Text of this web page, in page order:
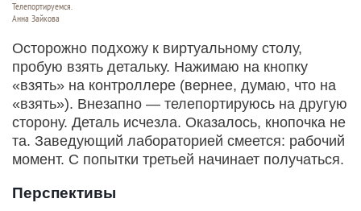
Телепортируемся.
Анна Зайкова
Осторожно подхожу к виртуальному столу,
пробую взять детальку. Нажимаю на кнопку
«взять» на контроллере (вернее, думаю, что на
«взять»). Внезапно — телепортируюсь на другую
сторону. Деталь исчезла. Оказалось, кнопочка не
та. Заведующий лабораторией смеется: рабочий
момент. С попытки третьей начинает получаться.
Перспективы